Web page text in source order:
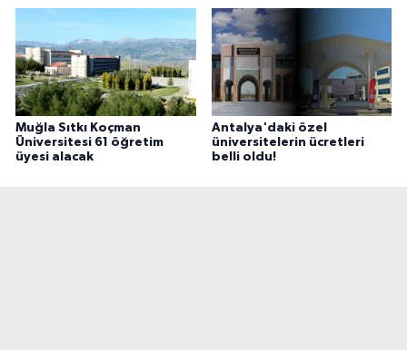
Muğla Sıtkı Koçman
Üniversitesi 61 öğretim
üyesi alacak
Antalya'daki özel
üniversitelerin ücretleri
belli oldu!